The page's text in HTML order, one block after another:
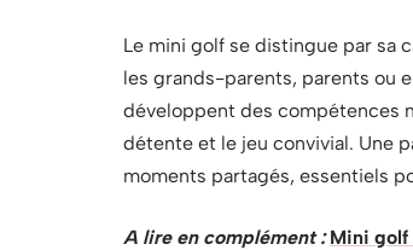
Le mini golf se distingue par sa
les grands-parents, parents ou
développent des compétences
détente et le jeu convivial. Une
moments partagés, essentiels
A lire en complément : Mini golf